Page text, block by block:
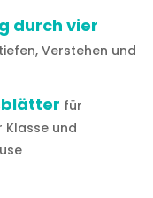
durch vier
Verstehen und
für
und